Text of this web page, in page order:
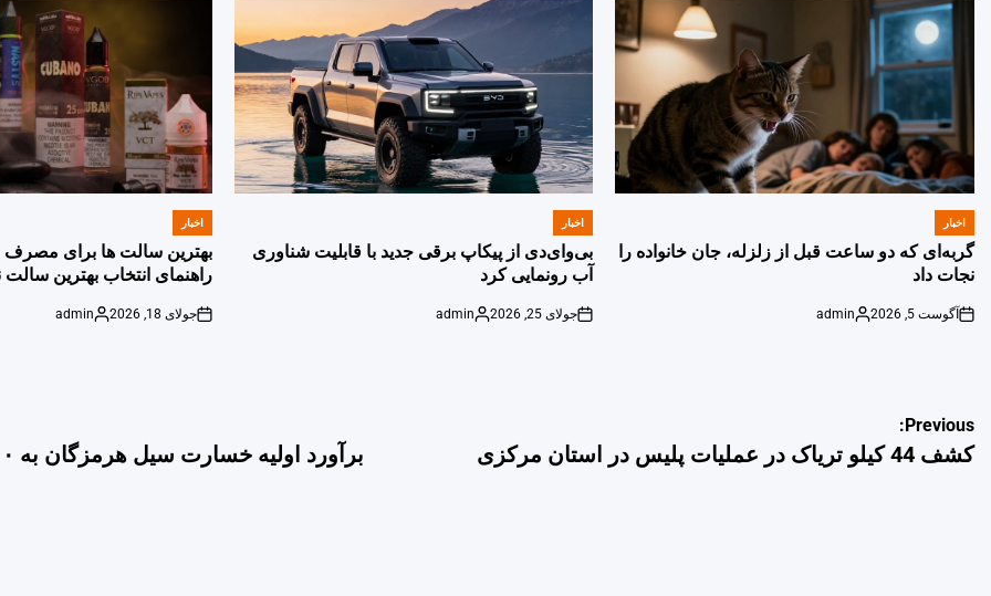
POSTED
IN
اخبار
گربه‌ای که دو ساعت قبل از زلزله، جان خانواده را
نجات داد
on
آگوست 5, 2026
Posted
admin
POSTED
اخبار
بی‌وای‌دی از پیکاپ برقی جدید با قابلیت شناوری
آب رونمایی کرد
on
جولای 25, 2026
Posted
admin
POSTED
اخبار
بهترین سالت ها برای مصرف
راهنمای انتخاب بهترین سالت
on
جولای 18, 2026
Posted
admin
راهبری
نوشته
Previous:
کشف 44 کیلو تریاک در عملیات پلیس در استان مرکزی